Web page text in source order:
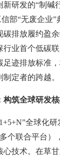
新研发的“制碱
部“无废企业
碳排放履约盈
行业首个低碳
足迹排放标准
定者的跨越。
构筑全球研发
全球化
个联合平台）
心技术。在草